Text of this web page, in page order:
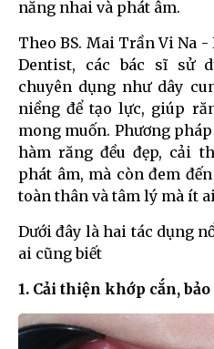
năng nhai và phát âm.
Theo BS. Mai Trần Vi Na
Dentist, các bác sĩ sử
chuyên dụng như dây
niềng để tạo lực, giúp
mong muốn. Phương
hàm răng đều đẹp, cải
phát âm, mà còn đem
toàn thân và tâm lý mà ít
Dưới đây là hai tác dụng
ai cũng biết
1. Cải thiện khớp cắn,